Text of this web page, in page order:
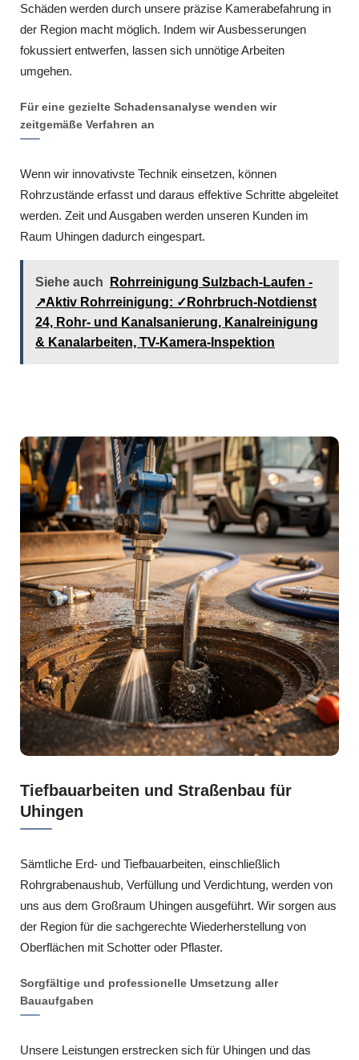
Schäden werden durch unsere präzise Kamerabefahrung in
der Region macht möglich. Indem wir Ausbesserungen
fokussiert entwerfen, lassen sich unnötige Arbeiten
umgehen.
Für eine gezielte Schadensanalyse wenden wir
zeitgemäße Verfahren an
Wenn wir innovativste Technik einsetzen, können
Rohrzustände erfasst und daraus effektive Schritte abgeleitet
werden. Zeit und Ausgaben werden unseren Kunden im
Raum Uhingen dadurch eingespart.
Siehe auch
Rohrreinigung Sulzbach-Laufen -
↗️Aktiv Rohrreinigung: ✓Rohrbruch-Notdienst
24, Rohr- und Kanalsanierung, Kanalreinigung
& Kanalarbeiten, TV-Kamera-Inspektion
Tiefbauarbeiten und Straßenbau für
Uhingen
Sämtliche Erd- und Tiefbauarbeiten, einschließlich
Rohrgrabenaushub, Verfüllung und Verdichtung, werden von
uns aus dem Großraum Uhingen ausgeführt. Wir sorgen aus
der Region für die sachgerechte Wiederherstellung von
Oberflächen mit Schotter oder Pflaster.
Sorgfältige und professionelle Umsetzung aller
Bauaufgaben
Unsere Leistungen erstrecken sich für Uhingen und das